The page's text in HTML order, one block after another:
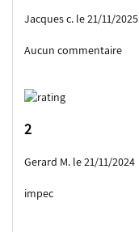
Jacques c. le 21/11/2025
Aucun commentaire
2
Gerard M. le 21/11/2024
impec